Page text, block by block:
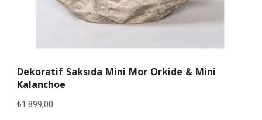
Dekoratif Saksıda Mini Mor Orkide & Mini
Kalanchoe
₺1.899,00